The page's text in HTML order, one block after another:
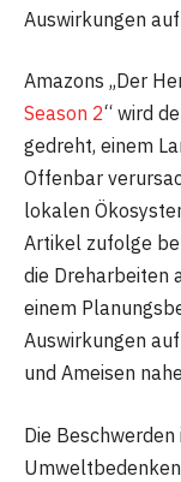
Auswirkungen
Amazons „Der
Season 2“ wird
gedreht, einem
Offenbar
lokalen
Artikel zufolge
die Dreharbeiten
einem
Auswirkungen
und Ameisen
Die